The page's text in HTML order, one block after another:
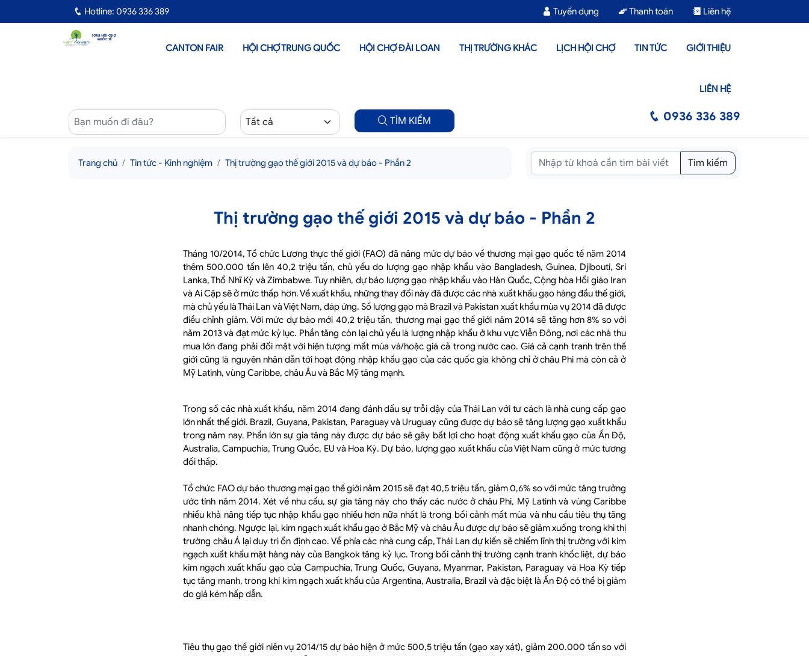
Hotline: 0936 336 389 Tuyển dụng Thanh toán Liên hệ
CANTON FAIR HỘI CHỢ TRUNG QUỐC HỘI CHỢ ĐÀI LOAN THỊ TRƯỜNG KHÁC LỊCH HỘI CHỢ TIN TỨC GIỚI THIỆU
LIÊN HỆ
TÌM KIẾM 0936 336 389
Trang chủ Tin tức - Kinh nghiệm Thị trường gạo thế giới 2015 và dự báo - Phần 2 Tìm kiếm
Thị trường gạo thế giới 2015 và dự báo - Phần 2
Tháng 10/2014, Tổ chức Lương thực thế giới (FAO) đã nâng mức dự báo về thương mại gạo quốc tế năm 2014
thêm 500.000 tấn lên 40,2 triệu tấn, chủ yếu do lượng gạo nhập khẩu vào Bangladesh, Guinea, Djibouti, Sri
Lanka, Thổ Nhĩ Kỳ và Zimbabwe. Tuy nhiên, dự báo lượng gạo nhập khẩu vào Hàn Quốc, Cộng hòa Hồi giáo Iran
và Ai Cập sẽ ở mức thấp hơn. Về xuất khẩu, những thay đổi này đã được các nhà xuất khẩu gạo hàng đầu thế giới,
mà chủ yếu là Thái Lan và Việt Nam, đáp ứng. Số lượng gạo mà Brazil và Pakistan xuất khẩu mùa vụ 2014 đã được
điều chỉnh giảm. Với mức dự báo mới 40,2 triệu tấn, thương mại gạo thế giới năm 2014 sẽ tăng hơn 8% so với
năm 2013 và đạt mức kỷ lục. Phần tăng còn lại chủ yếu là lượng nhập khẩu ở khu vực Viễn Đông, nơi các nhà thu
mua lớn đang phải đối mặt với hiện tượng mất mùa và/hoặc giá cả trong nước cao. Giá cả cạnh tranh trên thế
giới cũng là nguyên nhân dẫn tới hoạt động nhập khẩu gạo của các quốc gia không chỉ ở châu Phi mà còn cả ở
Mỹ Latinh, vùng Caribbe, châu Âu và Bắc Mỹ tăng mạnh.
Trong số các nhà xuất khẩu, năm 2014 đang đánh dấu sự trỗi dậy của Thái Lan với tư cách là nhà cung cấp gạo
lớn nhất thế giới. Brazil, Guyana, Pakistan, Paraguay và Uruguay cũng được dự báo sẽ tăng lượng gạo xuất khẩu
trong năm nay. Phần lớn sự gia tăng này được dự báo sẽ gây bất lợi cho hoạt động xuất khẩu gạo của Ấn Độ,
Australia, Campuchia, Trung Quốc, EU và Hoa Kỳ. Dự báo, lượng gạo xuất khẩu của Việt Nam cũng ở mức tương
đối thấp.
Tổ chức FAO dự báo thương mại gạo thế giới năm 2015 sẽ đạt 40,5 triệu tấn, giảm 0,6% so với mức tăng trưởng
ước tính năm 2014. Xét về nhu cầu, sự gia tăng này cho thấy các nước ở châu Phi, Mỹ Latinh và vùng Caribbe
nhiều khả năng tiếp tục nhập khẩu gạo nhiều hơn nữa nhất là trong bối cảnh mất mùa và nhu cầu tiêu thụ tăng
nhanh chóng. Ngược lại, kim ngạch xuất khẩu gạo ở Bắc Mỹ và châu Âu được dự báo sẽ giảm xuống trong khi thị
trường châu Á lại duy trì ổn định cao. Về phía các nhà cung cấp, Thái Lan dự kiến sẽ chiếm lĩnh thị trường với kim
ngạch xuất khẩu mặt hàng này của Bangkok tăng kỷ lục. Trong bối cảnh thị trường cạnh tranh khốc liệt, dự báo
kim ngạch xuất khẩu gạo của Campuchia, Trung Quốc, Guyana, Myanmar, Pakistan, Paraguay và Hoa Kỳ tiếp
tục tăng manh, trong khi kim ngạch xuất khẩu của Argentina, Australia, Brazil và đặc biệt là Ấn Độ có thể bị giảm
do giá kém hấp dẫn.
Tiêu thụ gạo thế giới niên vụ 2014/15 dự báo hiện ở mức 500,5 triệu tấn (gạo xay xát), giảm 200.000 tấn so với